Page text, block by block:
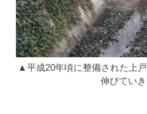
▲平成20年頃に整備された上
伸びていき